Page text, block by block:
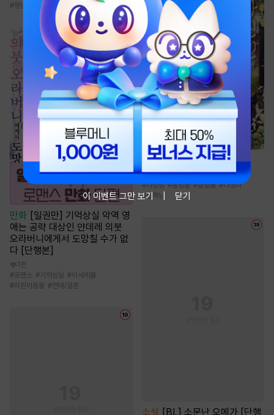
#평범수
만화 [일권만] 기억상실 악역 영
애는 공략 대상인 얀데레 의붓
오라버니에게서 도망칠 수가 없
다 [단행본]
1천
#로맨스 #기억상실 #이세계물
#차원이동물 #연애/결혼
소설 가권신 [단행본]
1.2만
#다정남 #동양풍 #달달물 #다정녀
#능력남
소설 [BL] 소문난 오메가 [단행
이 이벤트 그만 보기 닫기